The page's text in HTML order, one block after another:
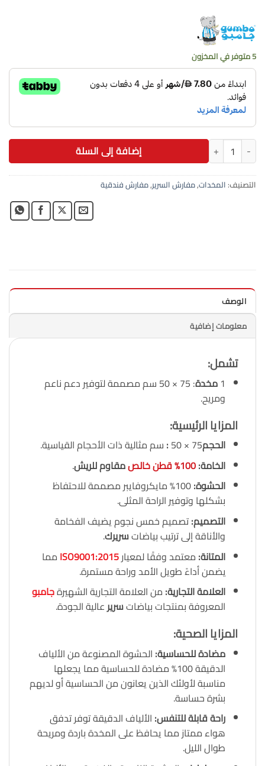
5 متوفر في المخزون
كمية مخدة جامبو 50×75سم فايف ستار 100% قطن إضافة إلى السلة
التصنيف: المخدات,مفارش السرير,مفارش فندقية
الوصف
معلومات إضافية
تشمل:
1 مخدة
: 75 × 50 سم مصممة لتوفير دعم ناعم
ومريح.
المزايا الرئيسية:
الحجم75 × 50
: سم مثالية ذات الأحجام القياسية.
الخامة:100% قطن خالص مقاوم للريش.
الحشوة:
100% مايكروفايبر مصممة للاحتفاظ
بشكلها وتوفير الراحة المثلى.
التصميم:تصميم خمس نجوم يضيف الفخامة
والأناقة إلى ترتيب بياضاتسريرك.
المتانة: معتمد وفقًا لمعيارISO9001:2015 مما
يضمن أداءً طويل الأمد وراحة مستمرة.
العلامة التجارية: من العلامة التجارية الشهيرةجامبو
المعروفة بمنتجات بياضاتسريرعالية الجودة.
المزايا الصحية:
مضادة للحساسية: الحشوة المصنوعة من الألياف
الدقيقة 100% مضادة للحساسية مما يجعلها
مناسبة لأولئك الذين يعانون من الحساسية أو لديهم
بشرة حساسة.
راحة قابلة للتنفس: الألياف الدقيقة توفر تدفق
هواء ممتاز مما يحافظ على المخدة باردة ومريحة
طوال الليل.